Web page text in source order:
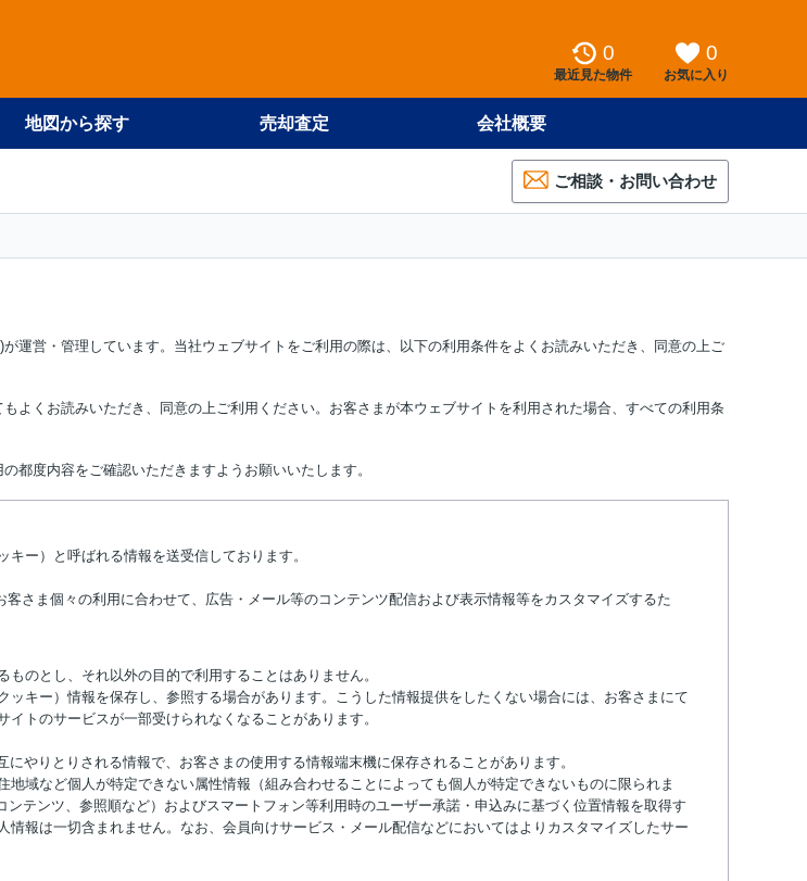
0
最近見た物件
0
お気に入り
地図から探す 売却査定 会社概要
ご相談・お問い合わせ
営・管理しています。当社ウェブサイトをご利用の際は、以下の利用条件をよくお読みいただき、同意の上ご
よくお読みいただき、同意の上ご利用ください。お客さまが本ウェブサイトを利用された場合、すべての利用条
都度内容をご確認いただきますようお願いいたします。
ー）と呼ばれる情報を送受信しております。
さま個々の利用に合わせて、広告・メール等のコンテンツ配信および表示情報等をカスタマイズするた
のとし、それ以外の目的で利用することはありません。
キー）情報を保存し、参照する場合があります。こうした情報提供をしたくない場合には、お客さまにて
トのサービスが一部受けられなくなることがあります。
やりとりされる情報で、お客さまの使用する情報端末機に保存されることがあります。
域など個人が特定できない属性情報（組み合わせることによっても個人が特定できないものに限られま
テンツ、参照順など）およびスマートフォン等利用時のユーザー承諾・申込みに基づく位置情報を取得す
報は一切含まれません。なお、会員向けサービス・メール配信などにおいてはよりカスタマイズしたサー